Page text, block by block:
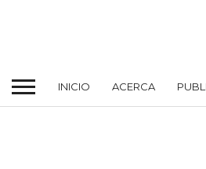
INICIO ACERCA